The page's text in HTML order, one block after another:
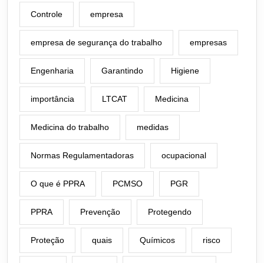
Controle empresa
empresa de segurança do trabalho empresas
Engenharia Garantindo Higiene
importância LTCAT Medicina
Medicina do trabalho medidas
Normas Regulamentadoras ocupacional
O que é PPRA PCMSO PGR
PPRA Prevenção Protegendo
Proteção quais Químicos risco